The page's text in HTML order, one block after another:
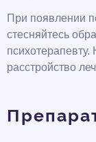
При появлении
стесняйтесь
расстройство